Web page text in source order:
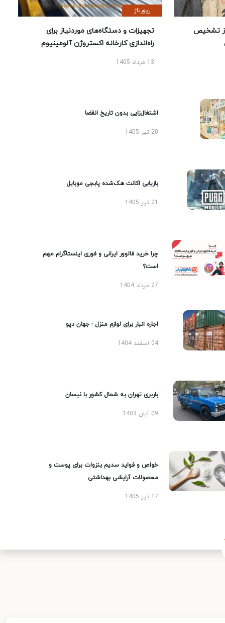
تشخیص
رپورتاژ
تجهیزات و دستگاه‌های موردنیاز برای
راه‌اندازی کارخانه اکستروژن آلومینیوم
13 مرداد 1405
اشتغال‌زایی بدون تاریخ انقضا
20 تیر 1405
بازیابی اکانت هک‌شده پابجی موبایل
چرا خرید فالوور ایرانی و فوری اینستاگرام مهم
است؟
27 مرداد 1404
اجاره انبار برای لوازم منزل - جهان دپو
04 اسفند 1404
باربری تهران به شمال کشور با نیسان
09 آبان 1403
خواص و فواید سدیم بنزوات برای پوست و
محصولات آرایشی بهداشتی
17 تیر 1405